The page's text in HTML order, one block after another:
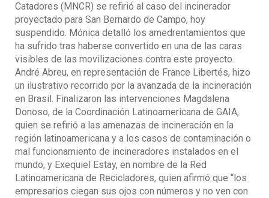
Catadores (MNCR) se refirió al caso del incinerador
proyectado para San Bernardo de Campo, hoy
suspendido. Mónica detalló los amedrentamientos que
ha sufrido tras haberse convertido en una de las caras
visibles de las movilizaciones contra este proyecto.
André Abreu, en representación de France Libertés, hizo
un ilustrativo recorrido por la avanzada de la incineración
en Brasil. Finalizaron las intervenciones Magdalena
Donoso, de la Coordinación Latinoamericana de GAIA,
quien se refirió a las amenazas de incineración en la
región latinoamericana y a los casos de contaminación o
mal funcionamiento de incineradores instalados en el
mundo, y Exequiel Estay, en nombre de la Red
Latinoamericana de Recicladores, quien afirmó que “los
empresarios ciegan sus ojos con números y no ven con